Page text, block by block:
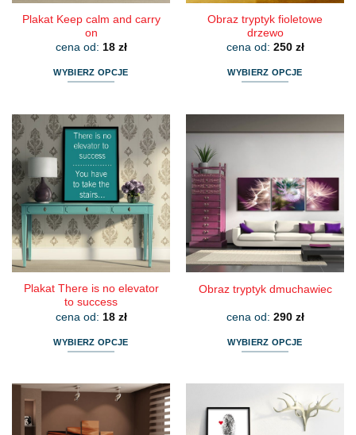
Plakat Keep calm and carry
on
cena od: 18 zł
WYBIERZ OPCJE
ma
wiele
wariantów.
Opcje
można
wybrać
na
stronie
produktu
Obraz tryptyk fioletowe
drzewo
cena od: 250 zł
WYBIERZ OPCJE
Opcje
można
wybrać
na
stronie
produktu
Plakat There is no elevator
to success
cena od: 18 zł
WYBIERZ OPCJE
ma
wiele
wariantów.
Obraz tryptyk dmuchawiec
cena od: 290 zł
WYBIERZ OPCJE
wiele
wariantów.